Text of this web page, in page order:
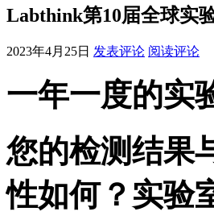
Labthink第10届全球实
2023年4月25日 发表评论 阅读评论
一年一度的实
您的检测结果
性如何？实验